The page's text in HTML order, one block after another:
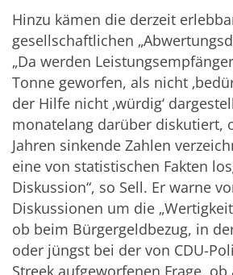
Hinzu kämen die derzeit
gesellschaftlichen
„Da werden
Tonne geworfen, als nicht
der Hilfe nicht ‚würdig‘
monatelang darüber diskutiert,
Jahren sinkende Zahlen
eine von statistischen Fakten
Diskussion“, so Sell. Er warne
Diskussionen um die
ob beim Bürgergeldbezug, in
oder jüngst bei der von CDU-